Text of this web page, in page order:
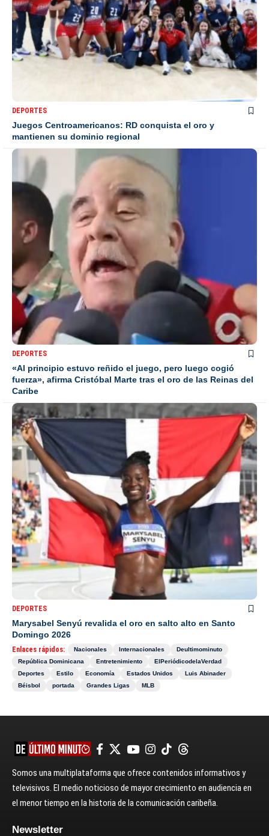
DEPORTES
Juegos Centroamericanos: RD conquista el oro y
mantienen su dominio regional
DEPORTES
«Al principio estuvo reñido el juego, pero luego cogió
fuerza», afirma Cristóbal Marte tras el oro de las Reinas del
Caribe
DEPORTES
Marysabel Senyú revalida el oro en salto alto en Santo
Domingo 2026
Enlaces rápidos: Nacionales Internacionales
Deultimominuto
República Dominicana
Entretenimiento
ElPeriódicodelaVerdad
Deportes
Estilo Economía Estados Unidos
Luis Abinader
Béisbol
portada Grandes Ligas MLB
Somos una multiplataforma que ofrece contenidos informativos y
televisivos. El medio noticioso de mayor crecimiento en audiencia en
el menor tiempo en la historia de la comunicación caribeña.
Newsletter